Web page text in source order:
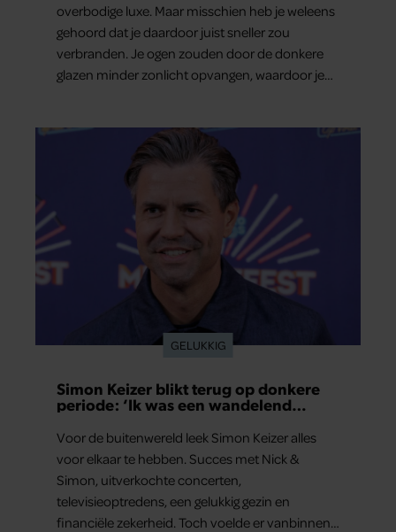
overbodige luxe. Maar misschien heb je weleens
gehoord dat je daardoor juist sneller zou
verbranden. Je ogen zouden door de donkere
glazen minder zonlicht opvangen, waardoor je
GELUKKIG
Simon Keizer blikt terug op donkere
periode: ‘Ik was een wandelend
Voor de buitenwereld leek Simon Keizer alles
voor elkaar te hebben. Succes met Nick &
Simon, uitverkochte concerten,
televisieoptredens, een gelukkig gezin en
financiële zekerheid. Toch voelde er vanbinnen